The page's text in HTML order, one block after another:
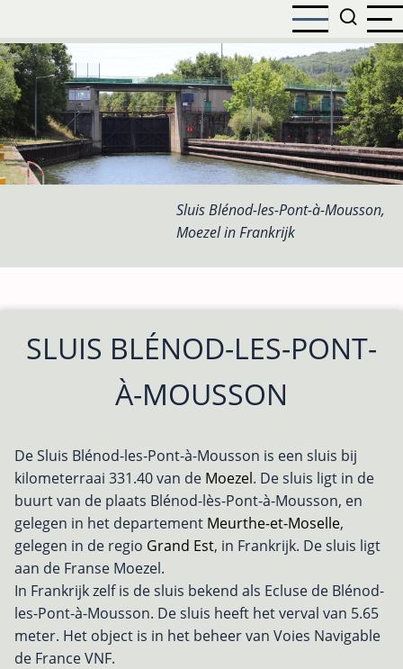
naar
de
inhoud
gaan
Sluis Blénod-les-Pont-à-Mousson,
Moezel in Frankrijk
SLUIS BLÉNOD-LES-PONT-
À-MOUSSON
De Sluis Blénod-les-Pont-à-Mousson is een sluis bij
kilometerraai 331.40 van de Moezel. De sluis ligt in de
buurt van de plaats Blénod-lès-Pont-à-Mousson, en
gelegen in het departement Meurthe-et-Moselle,
gelegen in de regio Grand Est, in Frankrijk. De sluis ligt
aan de Franse Moezel.
In Frankrijk zelf is de sluis bekend als Ecluse de Blénod-
les-Pont-à-Mousson. De sluis heeft het verval van 5.65
meter. Het object is in het beheer van Voies Navigable
de France VNF.